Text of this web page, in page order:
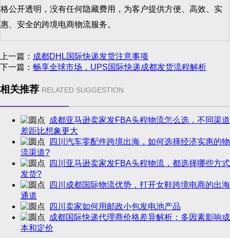
格公开透明，没有任何隐藏费用，为客户提供方便、高效、实
惠、安全的跨境电商物流服务。
上一篇： 成都DHL国际快递发货注意事项
下一篇： 畅享全球市场，UPS国际快递成都发货流程解析
相关推荐 RELATED SUGGESTION
成都亚马逊卖家发FBA头程物流怎么选，不同渠道
差距比想象更大
四川汽车零配件跨境出海，如何选择经济实惠的物
流渠道?
四川亚马逊卖家发FBA头程物流，都选择哪些方式
发货?
四川成都国际物流优势，打开女鞋跨境电商的出海
通道
四川卖家如何用邮政小包发电池产品
成都国际快递代理商价格差异解析：多因素影响成
本和定价